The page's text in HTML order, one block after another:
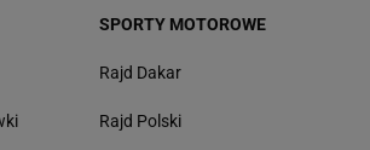
SPORTY MOTOROWE
Rajd Dakar
Rajd Polski